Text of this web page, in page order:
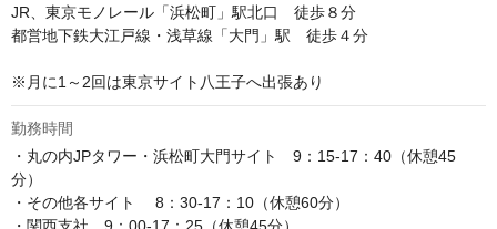
JR、東京モノレール「浜松町」駅北口　徒歩８分
都営地下鉄大江戸線・浅草線「大門」駅　徒歩４分
※月に1～2回は東京サイト八王子へ出張あり
勤務時間
・丸の内JPタワー・浜松町大門サイト　9：15-17：40（休憩45
分）
・その他各サイト 　8：30-17：10（休憩60分）